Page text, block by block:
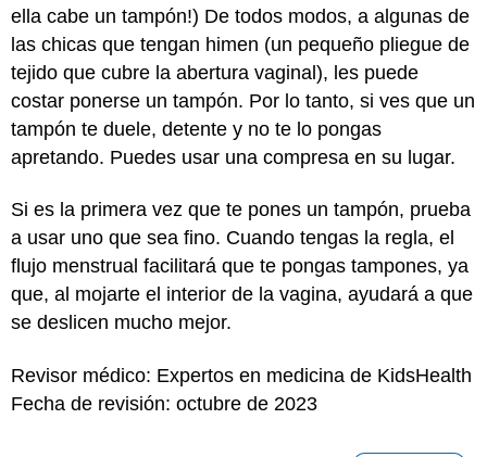
ella cabe un tampón!) De todos modos, a algunas de
las chicas que tengan himen (un pequeño pliegue de
tejido que cubre la abertura vaginal), les puede
costar ponerse un tampón. Por lo tanto, si ves que un
tampón te duele, detente y no te lo pongas
apretando. Puedes usar una compresa en su lugar.
Si es la primera vez que te pones un tampón, prueba
a usar uno que sea fino. Cuando tengas la regla, el
flujo menstrual facilitará que te pongas tampones, ya
que, al mojarte el interior de la vagina, ayudará a que
se deslicen mucho mejor.
Revisor médico: Expertos en medicina de KidsHealth
Fecha de revisión: octubre de 2023